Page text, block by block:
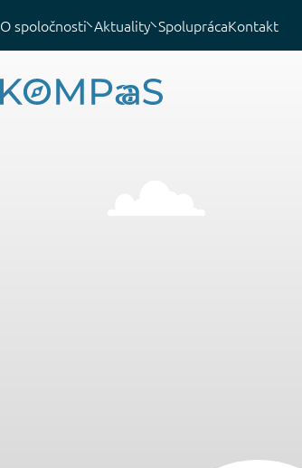
O spoločnosti Aktuality SpoluprácaKontakt